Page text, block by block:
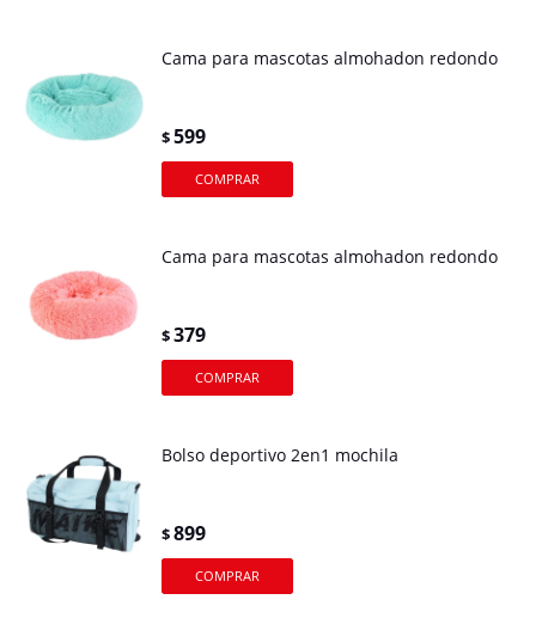
Cama para mascotas almohadon redondo
$599
Cama para mascotas almohadon redondo
$379
Bolso deportivo 2en1 mochila
$899